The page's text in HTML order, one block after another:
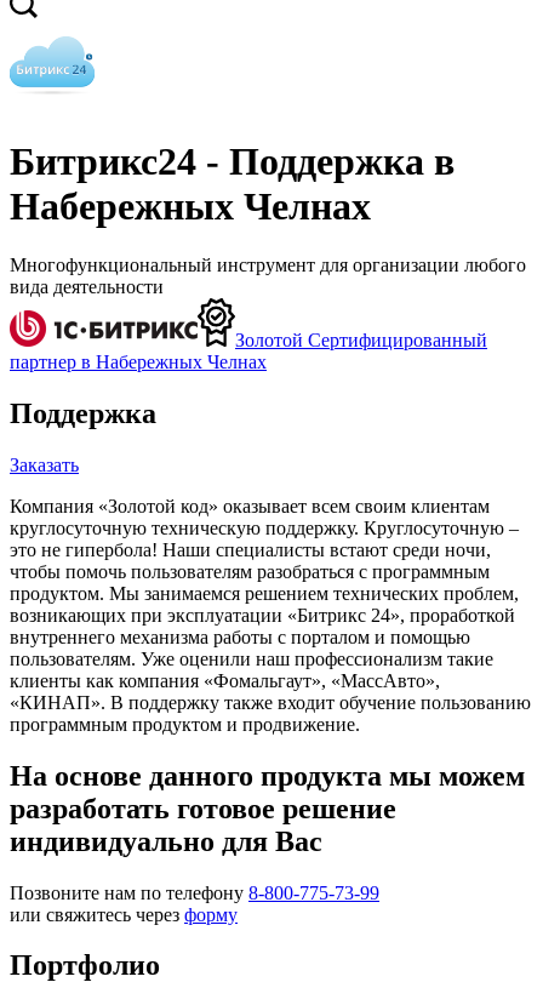
Битрикс24 - Поддержка в
Набережных Челнах
Многофункциональный инструмент для организации любого
вида деятельности
Золотой Сертифицированный
партнер в Набережных Челнах
Поддержка
Заказать
Компания «Золотой код» оказывает всем своим клиентам
круглосуточную техническую поддержку. Круглосуточную –
это не гипербола! Наши специалисты встают среди ночи,
чтобы помочь пользователям разобраться с программным
продуктом. Мы занимаемся решением технических проблем,
возникающих при эксплуатации «Битрикс 24», проработкой
внутреннего механизма работы с порталом и помощью
пользователям. Уже оценили наш профессионализм такие
клиенты как компания «Фомальгаут», «МассАвто»,
«КИНАП». В поддержку также входит обучение пользованию
программным продуктом и продвижение.
На основе данного продукта мы можем
разработать готовое решение
индивидуально для Вас
Позвоните нам по телефону 8-800-775-73-99
или свяжитесь через форму
Портфолио